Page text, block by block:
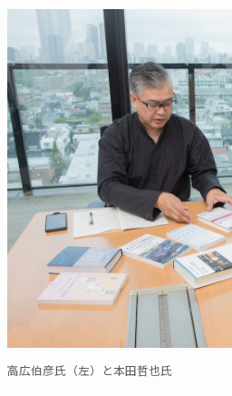
高広伯彦氏（左）と本田哲也氏